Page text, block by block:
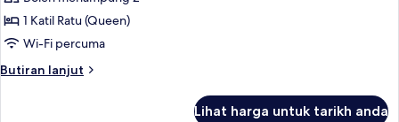
Room,
1
Ratu
1 Katil Ratu (Queen)
Wi-Fi percuma
Butiran lanjut
Butiran
Lihat harga untuk tarikh anda